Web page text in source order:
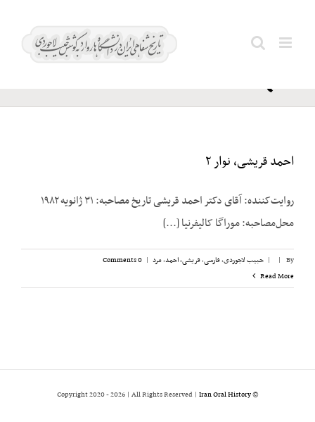
فردوسی
مشهد
احمد قریشی، نوار ۲
روایت‌کننده: آقای دکتر احمد قریشی تاریخ مصاحبه: ۳۱ ژانویه ۱۹۸۲
محل‌مصاحبه: موراگا کالیفرنیا [...]
By
|
| حبیب لاجوردی,فارسی,قریشی، احمد,مرد |
0 Comments
Read More
© Copyright 2020 -
2026 | All Rights Reserved | Iran Oral History